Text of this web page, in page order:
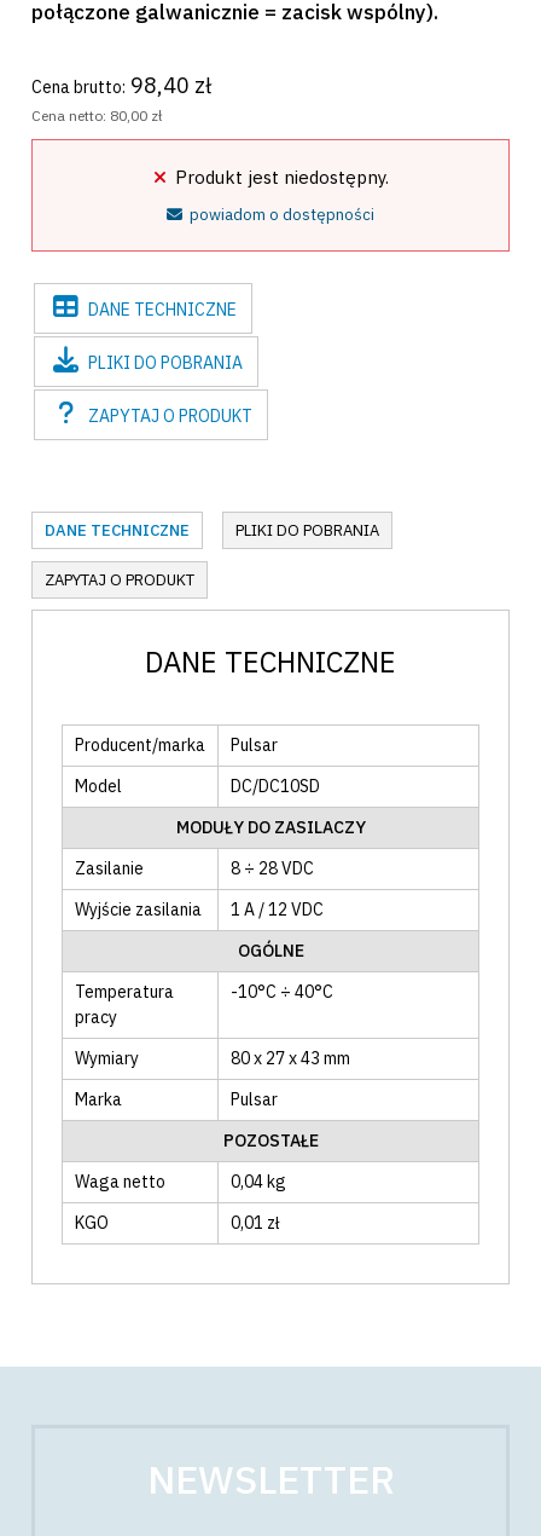
połączone galwanicznie = zacisk wspólny).
Cena brutto: 98,40 zł
Cena netto: 80,00 zł
Produkt jest niedostępny.
powiadom o dostępności
DANE TECHNICZNE
PLIKIDO POBRANIA
ZAPYTAJO PRODUKT
DANE TECHNICZNE PLIKI DO POBRANIA
ZAPYTAJ O PRODUKT
DANE TECHNICZNE
Producent/marka
Pulsar
Model
DC/DC10SD
MODUŁY DO ZASILACZY
Zasilanie
8 ÷ 28 VDC
Wyjście zasilania
1 A / 12 VDC
OGÓLNE
Temperatura
pracy
-10°C ÷ 40°C
Wymiary
80 x 27 x 43 mm
Marka
Pulsar
POZOSTAŁE
Waga netto
0,04 kg
KGO
0,01 zł
NEWSLETTER